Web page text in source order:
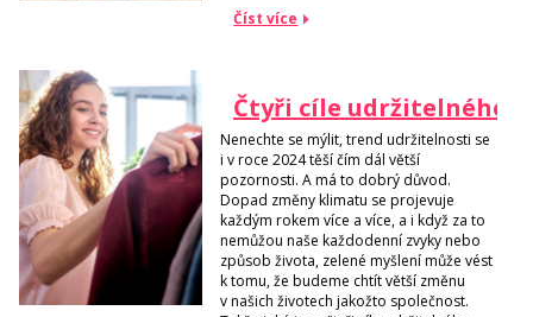
Číst více
Čtyři cíle udržitelného
Nenechte se mýlit, trend udržitelnosti se
i v roce 2024 těší čím dál větší
pozornosti. A má to dobrý důvod.
Dopad změny klimatu se projevuje
každým rokem více a více, a i když za to
nemůžou naše každodenní zvyky nebo
způsob života, zelené myšlení může vést
k tomu, že budeme chtít větší změnu
v našich životech jakožto společnost.